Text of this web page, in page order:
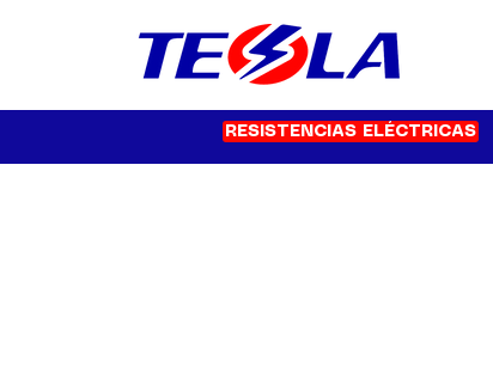
RESISTENCIAS ELÉCTRICAS